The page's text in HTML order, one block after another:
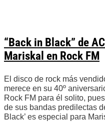
“Back in Black” de
Mariskal en Rock FM
El disco de rock más
merece en su 40º
Rock FM para él solito,
de sus bandas predilectas
Black’ es especial para